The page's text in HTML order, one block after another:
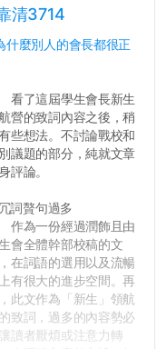
清3714
什麼別人的會長都很正
了這屆學生會長新生
營的致詞內容之後，稍
些想法。不討論戰校和
議題的部分，純就文章
評論。
詞贅句過多
為一份經過潤飾且由
會全體幹部校稿的文
在詞語的選用以及流暢
有很大的進步空間。再
此文作為「新生」領航
致詞，過多的內容勢必
讀者厭煩或注意力轉